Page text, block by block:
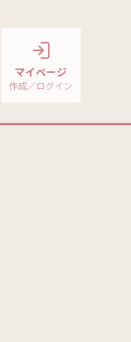
マイページ
作成／ログイン